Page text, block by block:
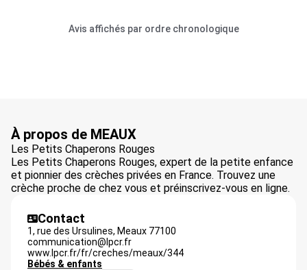
Avis affichés par ordre chronologique
À propos de MEAUX
Les Petits Chaperons Rouges
Les Petits Chaperons Rouges, expert de la petite enfance
et pionnier des crèches privées en France. Trouvez une
crèche proche de chez vous et préinscrivez-vous en ligne.
Contact
1, rue des Ursulines, Meaux 77100
communication@lpcr.fr
www.lpcr.fr/fr/creches/meaux/344
Bébés & enfants